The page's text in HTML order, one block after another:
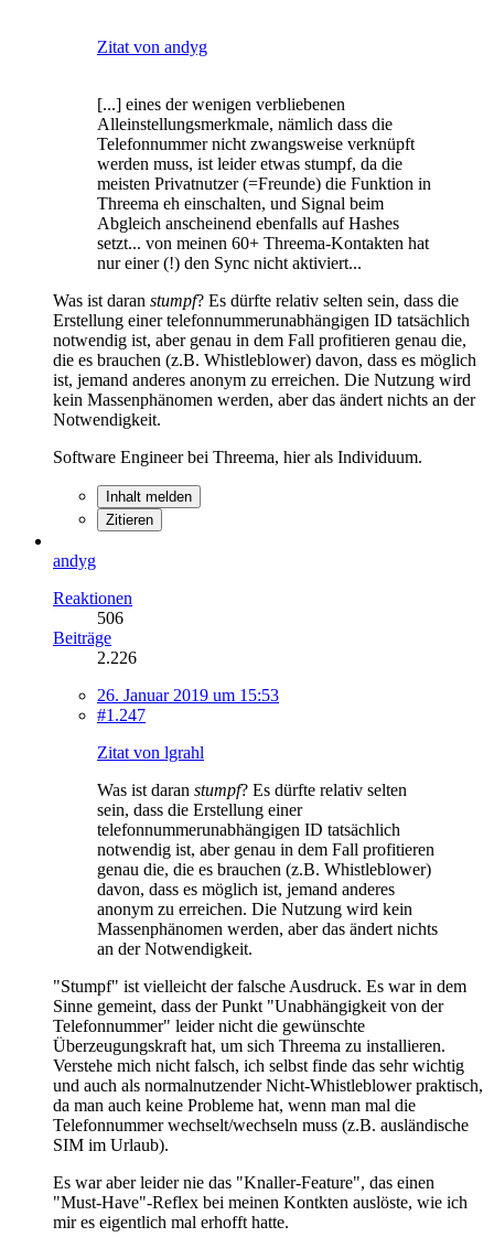
Zitat von andyg
[...] eines der wenigen verbliebenen
Alleinstellungsmerkmale, nämlich dass die
Telefonnummer nicht zwangsweise verknüpft
werden muss, ist leider etwas stumpf, da die
meisten Privatnutzer (=Freunde) die Funktion in
Threema eh einschalten, und Signal beim
Abgleich anscheinend ebenfalls auf Hashes
setzt... von meinen 60+ Threema-Kontakten hat
nur einer (!) den Sync nicht aktiviert...
Was ist daran stumpf? Es dürfte relativ selten sein, dass die
Erstellung einer telefonnummerunabhängigen ID tatsächlich
notwendig ist, aber genau in dem Fall profitieren genau die,
die es brauchen (z.B. Whistleblower) davon, dass es möglich
ist, jemand anderes anonym zu erreichen. Die Nutzung wird
kein Massenphänomen werden, aber das ändert nichts an der
Notwendigkeit.
Software Engineer bei Threema, hier als Individuum.
Inhalt melden
Zitieren
andyg
Reaktionen
506
Beiträge
2.226
26. Januar 2019 um 15:53
#1.247
Zitat von lgrahl
Was ist daran stumpf? Es dürfte relativ selten
sein, dass die Erstellung einer
telefonnummerunabhängigen ID tatsächlich
notwendig ist, aber genau in dem Fall profitieren
genau die, die es brauchen (z.B. Whistleblower)
davon, dass es möglich ist, jemand anderes
anonym zu erreichen. Die Nutzung wird kein
Massenphänomen werden, aber das ändert nichts
an der Notwendigkeit.
"Stumpf" ist vielleicht der falsche Ausdruck. Es war in dem
Sinne gemeint, dass der Punkt "Unabhängigkeit von der
Telefonnummer" leider nicht die gewünschte
Überzeugungskraft hat, um sich Threema zu installieren.
Verstehe mich nicht falsch, ich selbst finde das sehr wichtig
und auch als normalnutzender Nicht-Whistleblower praktisch,
da man auch keine Probleme hat, wenn man mal die
Telefonnummer wechselt/wechseln muss (z.B. ausländische
SIM im Urlaub).
Es war aber leider nie das "Knaller-Feature", das einen
"Must-Have"-Reflex bei meinen Kontkten auslöste, wie ich
mir es eigentlich mal erhofft hatte.